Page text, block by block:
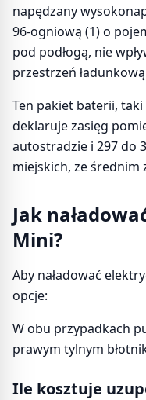
napędzany
96-ogniową (1) o
pod podłogą, nie
przestrzeń
Ten pakiet baterii,
deklaruje zasięg
autostradzie i 297 do
miejskich, ze średnim
Jak
Mini?
Aby naładować
opcje:
W obu przypadkach
prawym tylnym
Ile kosztuje